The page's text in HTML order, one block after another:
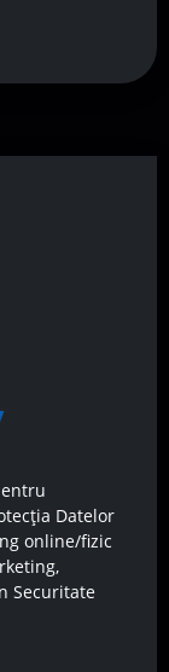
Datelor
online/fizic
Securitate